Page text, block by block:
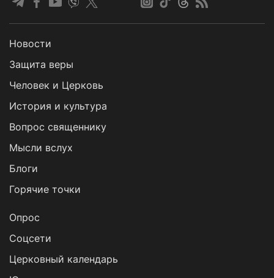
Новости
Защита веры
Человек и Церковь
История и культура
Вопрос священнику
Мысли вслух
Блоги
Горячие точки
Опрос
Cоцсети
Церковный календарь